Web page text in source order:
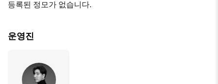
등록된 정모가 없습니다.
운영진